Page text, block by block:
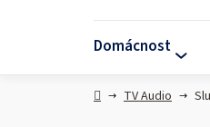
Domácnost
DomůTV Audio